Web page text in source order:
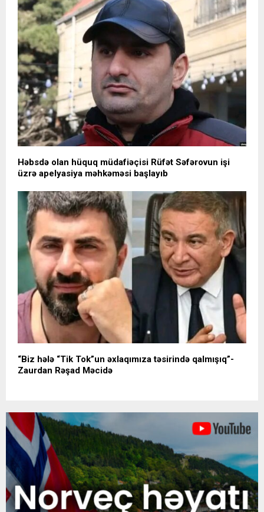
Həbsdə olan hüquq müdafiəçisi Rüfət Səfərovun işi
üzrə apelyasiya məhkəməsi başlayıb
“Biz hələ “Tik Tok”un əxlaqımıza təsirində qalmışıq”-
Zaurdan Rəşad Məcidə